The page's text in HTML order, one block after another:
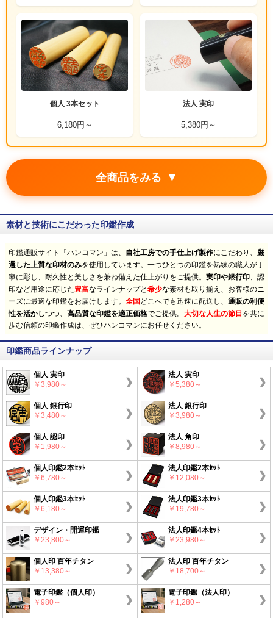
個人 3本セット
6,180円～
法人 実印
5,380円～
全商品をみる ▼
素材と技術にこだわった印鑑作成
印鑑通販サイト「ハンコマン」は、 自社工房での手仕上げ製作にこだわり、
厳
選した上質な印材のみを使用しています。一つひとつの印鑑を熟練の職人が丁
寧に彫し、耐久性と美しさを兼ね備えた仕上がりをご提供。 実印や銀行印、認
印など用途に応じた豊富なラインナップと希少な素材も取り揃え、お客様のニ
ーズに最適な印鑑をお届けします。 全国 どこへでも迅速に配送し、 通販の利便
性を活かしつつ、 高品質な印鑑を適正価格でご提供。 大切な人生の節目 を共に
歩む信頼の印鑑作成は、ぜひハンコマンにお任せください。
印鑑商品ラインナップ
個人 実印
￥3,980～
法人 実印
￥5,380～
個人 銀行印
￥3,480～
法人 銀行印
￥3,980～
個人 認印
￥1,980～
法人 角印
￥8,980～
個人印鑑2本ｾｯﾄ
￥6,780～
法人印鑑2本ｾｯﾄ
￥12,080～
個人印鑑3本ｾｯﾄ
￥6,180～
法人印鑑3本ｾｯﾄ
￥19,780～
デザイン・開運印鑑
￥23,800～
法人印鑑4本ｾｯﾄ
￥23,980～
個人印 百年チタン
￥13,380～
法人印 百年チタン
￥18,700～
電子印鑑（個人印）
￥980～
電子印鑑（法人印）
￥1,280～